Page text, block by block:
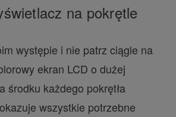
na pokrętle
występie i nie patrz ciągle na
ekran LCD o dużej
środku każdego pokrętła
wszystkie potrzebne